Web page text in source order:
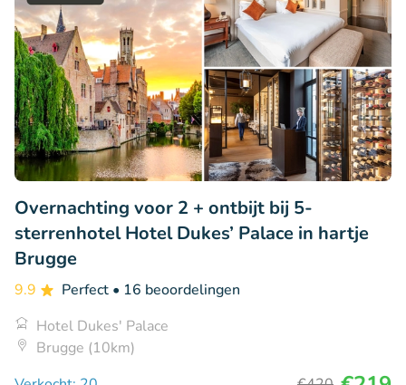
Overnachting voor 2 + ontbijt bij 5-
sterrenhotel Hotel Dukes’ Palace in hartje
Brugge
9.9 Perfect • 16 beoordelingen
Hotel Dukes' Palace
Brugge (10km)